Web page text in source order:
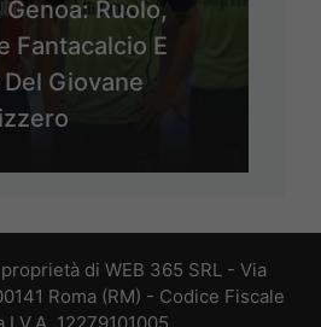
Ruolo,
Fantacalcio E
Giovane
di WEB 365 SRL - Via
Roma (RM) - Codice Fiscale